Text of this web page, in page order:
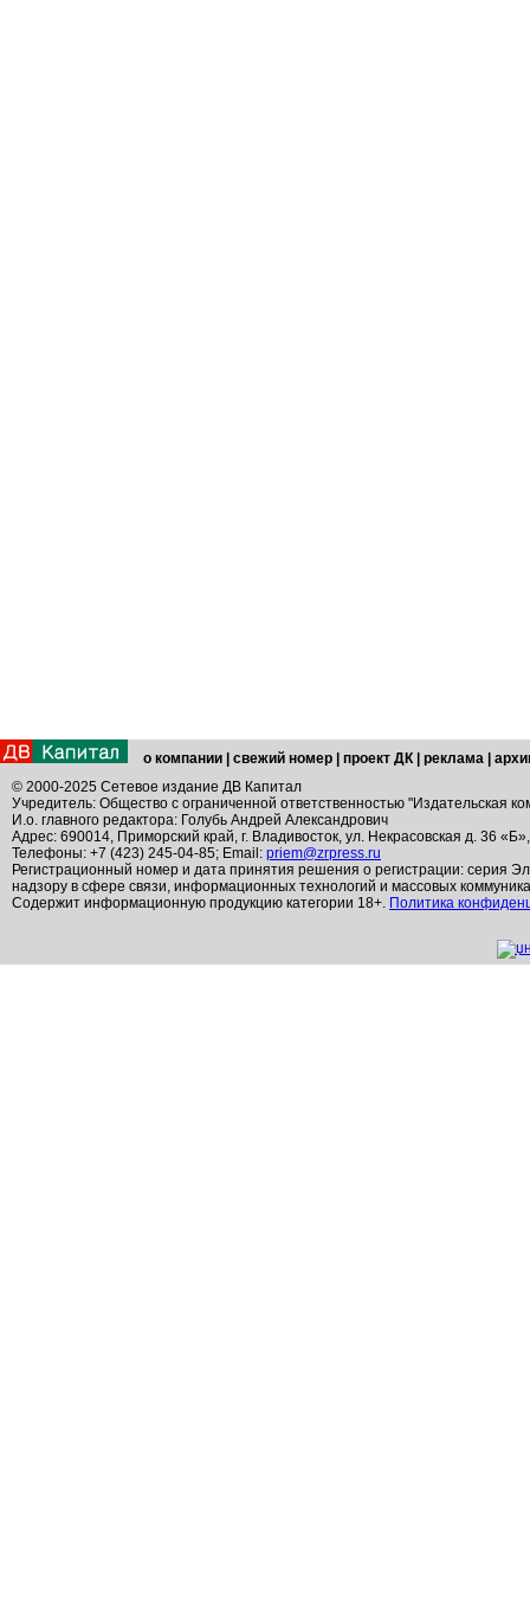
о компании свежий номер проект ДК реклама
© 2000-2025 Сетевое издание ДВ Капитал
Учредитель: Общество с ограниченной ответственностью "Издательская
И.о. главного редактора: Голубь Андрей Александрович
Адрес: 690014, Приморский край, г. Владивосток, ул. Некрасовская д. 36
Телефоны: +7 (423) 245-04-85; Email: priem@zrpress.ru
Регистрационный номер и дата принятия решения о регистрации: серия
надзору в сфере связи, информационных технологий и массовых
Содержит информационную продукцию категории 18+. Политика